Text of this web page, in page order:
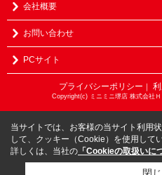
会社概要
お問い合わせ
PCサイト
プライバシーポリシー ｜
Copyright(c) ミニミニ堺店 株式会社
当サイトでは、お客様の当サイト利用
して、クッキー（Cookie）を使用してい
詳しくは、当社の 「Cookieの取扱いに